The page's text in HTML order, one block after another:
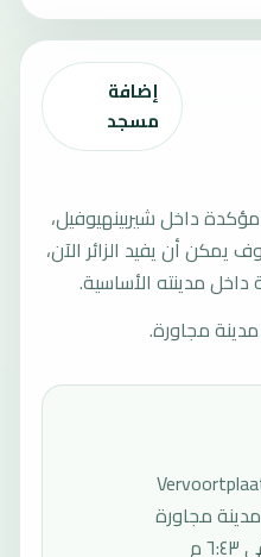
إضافة
مسجد
داخل شيربينهيوفيل،
أن يفيد الزائر الآن،
مدينته الأساسية.
مجاورة.
مجاورة